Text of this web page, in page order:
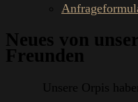
Neues von
Freunden
Unsere Orpis